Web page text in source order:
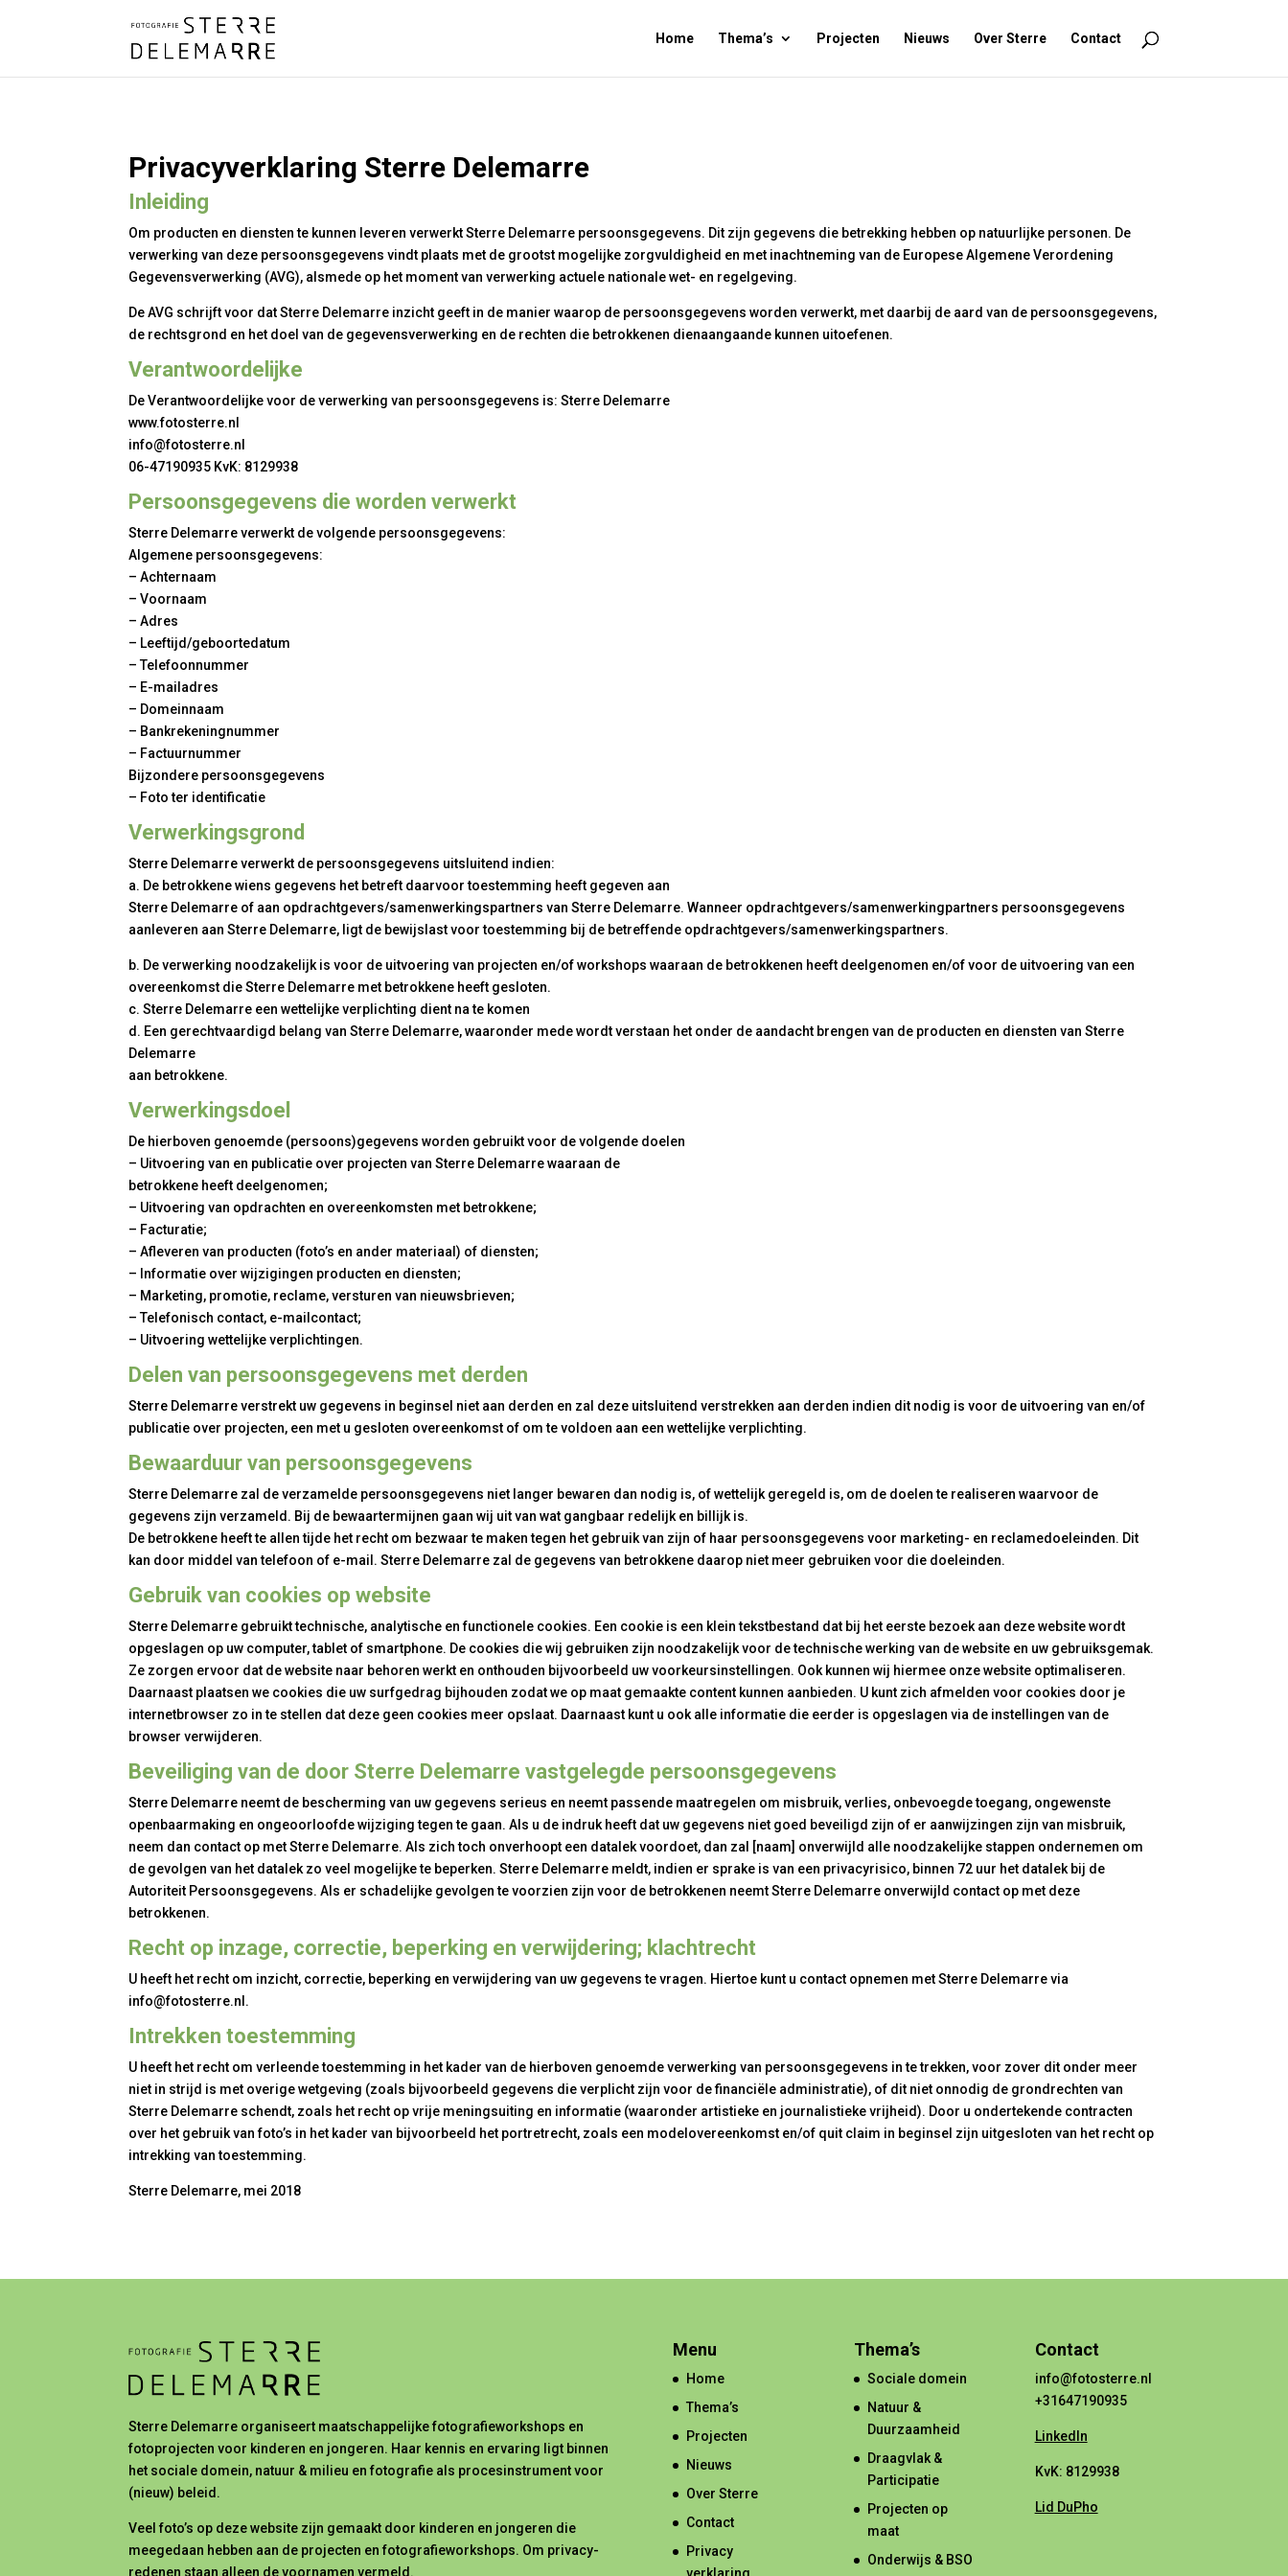
Home Thema’s Projecten Nieuws Over Sterre Contact
Privacyverklaring Sterre Delemarre
Inleiding
Om producten en diensten te kunnen leveren verwerkt Sterre Delemarre persoonsgegevens. Dit zijn gegevens die betrekking hebben op natuurlijke personen. De
verwerking van deze persoonsgegevens vindt plaats met de grootst mogelijke zorgvuldigheid en met inachtneming van de Europese Algemene Verordening
Gegevensverwerking (AVG), alsmede op het moment van verwerking actuele nationale wet- en regelgeving.
De AVG schrijft voor dat Sterre Delemarre inzicht geeft in de manier waarop de persoonsgegevens worden verwerkt, met daarbij de aard van de persoonsgegevens,
de rechtsgrond en het doel van de gegevensverwerking en de rechten die betrokkenen dienaangaande kunnen uitoefenen.
Verantwoordelijke
De Verantwoordelijke voor de verwerking van persoonsgegevens is: Sterre Delemarre
www.fotosterre.nl
info@fotosterre.nl
06-47190935 KvK: 8129938
Persoonsgegevens die worden verwerkt
Sterre Delemarre verwerkt de volgende persoonsgegevens:
Algemene persoonsgegevens:
– Achternaam
– Voornaam
– Adres
– Leeftijd/geboortedatum
– Telefoonnummer
– E-mailadres
– Domeinnaam
– Bankrekeningnummer
– Factuurnummer
Bijzondere persoonsgegevens
– Foto ter identificatie
Verwerkingsgrond
Sterre Delemarre verwerkt de persoonsgegevens uitsluitend indien:
a. De betrokkene wiens gegevens het betreft daarvoor toestemming heeft gegeven aan
Sterre Delemarre of aan opdrachtgevers/samenwerkingspartners van Sterre Delemarre. Wanneer opdrachtgevers/samenwerkingpartners persoonsgegevens
aanleveren aan Sterre Delemarre, ligt de bewijslast voor toestemming bij de betreffende opdrachtgevers/samenwerkingspartners.
b. De verwerking noodzakelijk is voor de uitvoering van projecten en/of workshops waaraan de betrokkenen heeft deelgenomen en/of voor de uitvoering van een
overeenkomst die Sterre Delemarre met betrokkene heeft gesloten.
c. Sterre Delemarre een wettelijke verplichting dient na te komen
d. Een gerechtvaardigd belang van Sterre Delemarre, waaronder mede wordt verstaan het onder de aandacht brengen van de producten en diensten van Sterre
Delemarre
aan betrokkene.
Verwerkingsdoel
De hierboven genoemde (persoons)gegevens worden gebruikt voor de volgende doelen
– Uitvoering van en publicatie over projecten van Sterre Delemarre waaraan de
betrokkene heeft deelgenomen;
– Uitvoering van opdrachten en overeenkomsten met betrokkene;
– Facturatie;
– Afleveren van producten (foto’s en ander materiaal) of diensten;
– Informatie over wijzigingen producten en diensten;
– Marketing, promotie, reclame, versturen van nieuwsbrieven;
– Telefonisch contact, e-mailcontact;
– Uitvoering wettelijke verplichtingen.
Delen van persoonsgegevens met derden
Sterre Delemarre verstrekt uw gegevens in beginsel niet aan derden en zal deze uitsluitend verstrekken aan derden indien dit nodig is voor de uitvoering van en/of
publicatie over projecten, een met u gesloten overeenkomst of om te voldoen aan een wettelijke verplichting.
Bewaarduur van persoonsgegevens
Sterre Delemarre zal de verzamelde persoonsgegevens niet langer bewaren dan nodig is, of wettelijk geregeld is, om de doelen te realiseren waarvoor de
gegevens zijn verzameld. Bij de bewaartermijnen gaan wij uit van wat gangbaar redelijk en billijk is.
De betrokkene heeft te allen tijde het recht om bezwaar te maken tegen het gebruik van zijn of haar persoonsgegevens voor marketing- en reclamedoeleinden. Dit
kan door middel van telefoon of e-mail. Sterre Delemarre zal de gegevens van betrokkene daarop niet meer gebruiken voor die doeleinden.
Gebruik van cookies op website
Sterre Delemarre gebruikt technische, analytische en functionele cookies. Een cookie is een klein tekstbestand dat bij het eerste bezoek aan deze website wordt
opgeslagen op uw computer, tablet of smartphone. De cookies die wij gebruiken zijn noodzakelijk voor de technische werking van de website en uw gebruiksgemak.
Ze zorgen ervoor dat de website naar behoren werkt en onthouden bijvoorbeeld uw voorkeursinstellingen. Ook kunnen wij hiermee onze website optimaliseren.
Daarnaast plaatsen we cookies die uw surfgedrag bijhouden zodat we op maat gemaakte content kunnen aanbieden. U kunt zich afmelden voor cookies door je
internetbrowser zo in te stellen dat deze geen cookies meer opslaat. Daarnaast kunt u ook alle informatie die eerder is opgeslagen via de instellingen van de
browser verwijderen.
Beveiliging van de door Sterre Delemarre vastgelegde persoonsgegevens
Sterre Delemarre neemt de bescherming van uw gegevens serieus en neemt passende maatregelen om misbruik, verlies, onbevoegde toegang, ongewenste
openbaarmaking en ongeoorloofde wijziging tegen te gaan. Als u de indruk heeft dat uw gegevens niet goed beveiligd zijn of er aanwijzingen zijn van misbruik,
neem dan contact op met Sterre Delemarre. Als zich toch onverhoopt een datalek voordoet, dan zal [naam] onverwijld alle noodzakelijke stappen ondernemen om
de gevolgen van het datalek zo veel mogelijke te beperken. Sterre Delemarre meldt, indien er sprake is van een privacyrisico, binnen 72 uur het datalek bij de
Autoriteit Persoonsgegevens. Als er schadelijke gevolgen te voorzien zijn voor de betrokkenen neemt Sterre Delemarre onverwijld contact op met deze
betrokkenen.
Recht op inzage, correctie, beperking en verwijdering; klachtrecht
U heeft het recht om inzicht, correctie, beperking en verwijdering van uw gegevens te vragen. Hiertoe kunt u contact opnemen met Sterre Delemarre via
info@fotosterre.nl .
Intrekken toestemming
U heeft het recht om verleende toestemming in het kader van de hierboven genoemde verwerking van persoonsgegevens in te trekken, voor zover dit onder meer
niet in strijd is met overige wetgeving (zoals bijvoorbeeld gegevens die verplicht zijn voor de financiële administratie), of dit niet onnodig de grondrechten van
Sterre Delemarre schendt, zoals het recht op vrije meningsuiting en informatie (waaronder artistieke en journalistieke vrijheid). Door u ondertekende contracten
over het gebruik van foto’s in het kader van bijvoorbeeld het portretrecht, zoals een modelovereenkomst en/of quit claim in beginsel zijn uitgesloten van het recht op
intrekking van toestemming.
Sterre Delemarre, mei 2018
Sterre Delemarre organiseert maatschappelijke fotografieworkshops en
fotoprojecten voor kinderen en jongeren. Haar kennis en ervaring ligt binnen
het sociale domein, natuur & milieu en fotografie als procesinstrument voor
(nieuw) beleid.
Veel foto’s op deze website zijn gemaakt door kinderen en jongeren die
meegedaan hebben aan de projecten en fotografieworkshops. Om privacy-
redenen staan alleen de voornamen vermeld.
Menu
Home
Thema’s
Projecten
Nieuws
Over Sterre
Contact
Privacy
verklaring
Thema’s
Sociale domein
Natuur &
Duurzaamheid
Draagvlak &
Participatie
Projecten op
maat
Onderwijs & BSO
Contact
info@fotosterre.nl
+31647190935
LinkedIn
KvK: 8129938
Lid DuPho